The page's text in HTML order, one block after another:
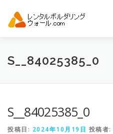
トップ 自動見積り
S__84025385_0
S__84025385_0
投稿日: 2024年10月19日 投稿者: